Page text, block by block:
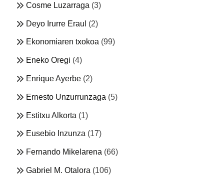
Cosme Luzarraga (3)
Deyo Irurre Eraul (2)
Ekonomiaren txokoa (99)
Eneko Oregi (4)
Enrique Ayerbe (2)
Ernesto Unzurrunzaga (5)
Estitxu Alkorta (1)
Eusebio Inzunza (17)
Fernando Mikelarena (66)
Gabriel M. Otalora (106)